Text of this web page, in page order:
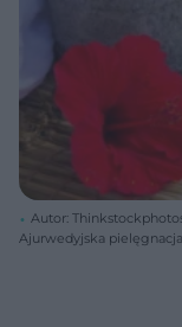
Autor:
Ajurwedyjska pielęgnacja